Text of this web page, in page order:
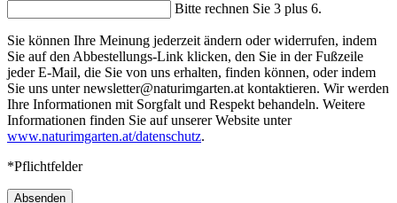
Bitte rechnen Sie 3 plus 6.
Sie können Ihre Meinung jederzeit ändern oder widerrufen, indem
Sie auf den Abbestellungs-Link klicken, den Sie in der Fußzeile
jeder E-Mail, die Sie von uns erhalten, finden können, oder indem
Sie uns unter newsletter@naturimgarten.at kontaktieren. Wir werden
Ihre Informationen mit Sorgfalt und Respekt behandeln. Weitere
Informationen finden Sie auf unserer Website unter
www.naturimgarten.at/datenschutz.
*Pflichtfelder
Absenden